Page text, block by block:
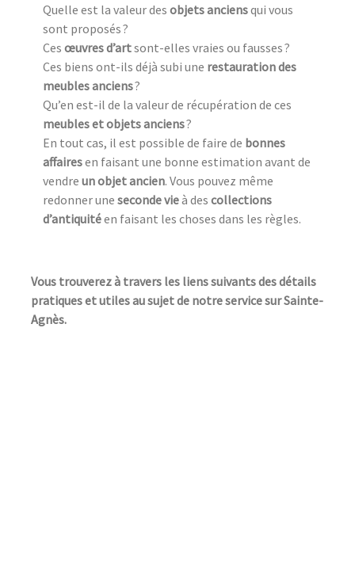
Quelle est la valeur des objets anciensqui vous
sont proposés ?
Ces œuvres d’artsont-elles vraies ou fausses ?
Ces biens ont-ils déjà subi une restauration des
meubles anciens?
Qu’en est-il de la valeur de récupération de ces
meubles et objets anciens?
En tout cas, il est possible de faire de bonnes
affairesen faisant une bonne estimation avant de
vendre un objet ancien. Vous pouvez même
redonner une seconde vieà des collections
d’antiquitéen faisant les choses dans les règles.
Vous trouverez à travers les liens suivants des détails
pratiques et utiles au sujet de notre service sur Sainte-
Agnès.